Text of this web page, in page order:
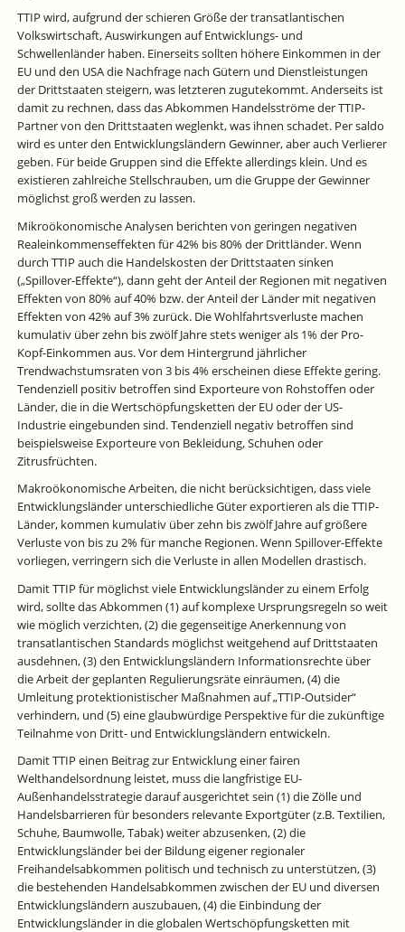
TTIP wird, aufgrund der schieren Größe der transatlantischen
Volkswirtschaft, Auswirkungen auf Entwicklungs- und
Schwellenländer haben. Einerseits sollten höhere Einkommen in der
EU und den USA die Nachfrage nach Gütern und Dienstleistungen
der Drittstaaten steigern, was letzteren zugutekommt. Anderseits ist
damit zu rechnen, dass das Abkommen Handelsströme der TTIP-
Partner von den Drittstaaten weglenkt, was ihnen schadet. Per saldo
wird es unter den Entwicklungsländern Gewinner, aber auch Verlierer
geben. Für beide Gruppen sind die Effekte allerdings klein. Und es
existieren zahlreiche Stellschrauben, um die Gruppe der Gewinner
möglichst groß werden zu lassen.
Mikroökonomische Analysen berichten von geringen negativen
Realeinkommenseffekten für 42% bis 80% der Drittländer. Wenn
durch TTIP auch die Handelskosten der Drittstaaten sinken
(„Spillover-Effekte“), dann geht der Anteil der Regionen mit negativen
Effekten von 80% auf 40% bzw. der Anteil der Länder mit negativen
Effekten von 42% auf 3% zurück. Die Wohlfahrtsverluste machen
kumulativ über zehn bis zwölf Jahre stets weniger als 1% der Pro-
Kopf-Einkommen aus. Vor dem Hintergrund jährlicher
Trendwachstumsraten von 3 bis 4% erscheinen diese Effekte gering.
Tendenziell positiv betroffen sind Exporteure von Rohstoffen oder
Länder, die in die Wertschöpfungsketten der EU oder der US-
Industrie eingebunden sind. Tendenziell negativ betroffen sind
beispielsweise Exporteure von Bekleidung, Schuhen oder
Zitrusfrüchten.
Makroökonomische Arbeiten, die nicht berücksichtigen, dass viele
Entwicklungsländer unterschiedliche Güter exportieren als die TTIP-
Länder, kommen kumulativ über zehn bis zwölf Jahre auf größere
Verluste von bis zu 2% für manche Regionen. Wenn Spillover-Effekte
vorliegen, verringern sich die Verluste in allen Modellen drastisch.
Damit TTIP für möglichst viele Entwicklungsländer zu einem Erfolg
wird, sollte das Abkommen (1) auf komplexe Ursprungsregeln so weit
wie möglich verzichten, (2) die gegenseitige Anerkennung von
transatlantischen Standards möglichst weitgehend auf Drittstaaten
ausdehnen, (3) den Entwicklungsländern Informationsrechte über
die Arbeit der geplanten Regulierungsräte einräumen, (4) die
Umleitung protektionistischer Maßnahmen auf „TTIP-Outsider“
verhindern, und (5) eine glaubwürdige Perspektive für die zukünftige
Teilnahme von Dritt- und Entwicklungsländern entwickeln.
Damit TTIP einen Beitrag zur Entwicklung einer fairen
Welthandelsordnung leistet, muss die langfristige EU-
Außenhandelsstrategie darauf ausgerichtet sein (1) die Zölle und
Handelsbarrieren für besonders relevante Exportgüter (z.B. Textilien,
Schuhe, Baumwolle, Tabak) weiter abzusenken, (2) die
Entwicklungsländer bei der Bildung eigener regionaler
Freihandelsabkommen politisch und technisch zu unterstützen, (3)
die bestehenden Handelsabkommen zwischen der EU und diversen
Entwicklungsländern auszubauen, (4) die Einbindung der
Entwicklungsländer in die globalen Wertschöpfungsketten mit